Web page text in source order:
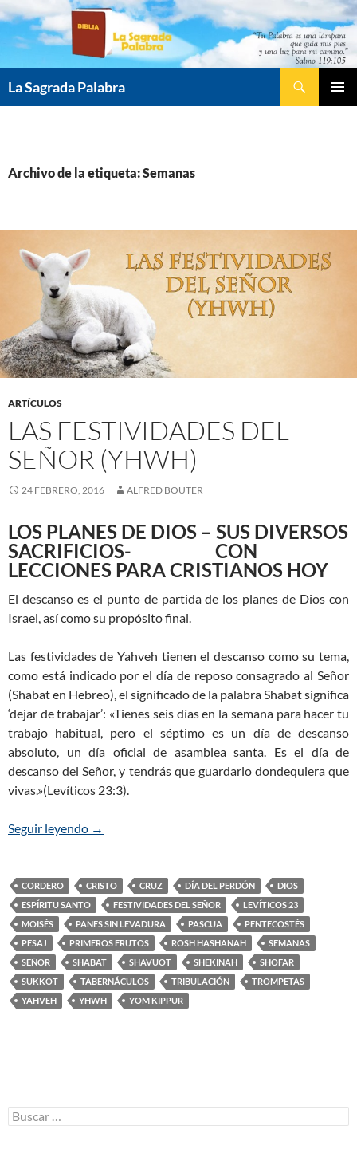
Saltar
contenido
La Sagrada Palabra
Archivo de la etiqueta: Semanas
ARTÍCULOS
LAS FESTIVIDADES DEL
SEÑOR (YHWH)
24 FEBRERO, 2016 ALFRED BOUTER
LOS PLANES DE DIOS – SUS DIVERSOS
SACRIFICIOS- CON
LECCIONES PARA CRISTIANOS HOY
El descanso es el punto de partida de los planes de Dios con
Israel, así como su propósito final.
Las festividades de Yahveh tienen el descanso como su tema,
como está indicado por el día de reposo consagrado al Señor
(Shabat en Hebreo), el significado de la palabra Shabat significa
‘dejar de trabajar’: «Tienes seis días en la semana para hacer tu
trabajo habitual, pero el séptimo es un día de descanso
absoluto, un día oficial de asamblea santa. Es el día de
descanso del Señor, y tendrás que guardarlo dondequiera que
vivas.»(Levíticos 23:3).
Seguir leyendo LAS FESTIVIDADES DEL SEÑOR (YHWH)
→
CORDERO CRISTO CRUZ DÍA DEL PERDÓN
DIOS
ESPÍRITU SANTO
FESTIVIDADES DEL SEÑOR
LEVÍTICOS 23
MOISÉS
PANES SIN LEVADURA PASCUA
PENTECOSTÉS
PESAJ
PRIMEROS FRUTOS ROSH HASHANAH
SEMANAS
SEÑOR
SHABAT SHAVUOT SHEKINAH
SHOFAR
SUKKOT
TABERNÁCULOS TRIBULACIÓN
TROMPETAS
YAHVEH
YHWH YOM KIPPUR
B
u